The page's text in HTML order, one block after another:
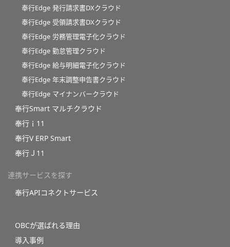
奉行Edge 発行請求書DXクラウド
奉行Edge 受領請求書DXクラウド
奉行Edge 労務管理電子化クラウド
奉行Edge 勤怠管理クラウド
奉行Edge 給与明細電子化クラウド
奉行Edge 年末調整申告書クラウド
奉行Edge マイナンバークラウド
奉行Smart マルチクラウド
奉行ｉ11
奉行V ERP Smart
奉行Ｊ11
連携サービスを探す
奉行APIコネクトサービス
OBCが選ばれる理由
導入事例